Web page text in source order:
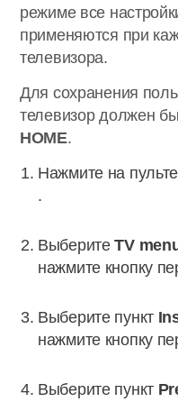
режиме все
применяются при
телевизора.
Для сохранения
телевизор должен
HOME.
Нажмите на
.
ВыберитеTV
нажмите кнопку
Выберите пункт
нажмите кнопку
Выберите пункт